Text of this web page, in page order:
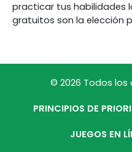
practicar tus habilidades
gratuitos son la elección
© 2026 Todos los
PRINCIPIOS DE
JUEGOS EN